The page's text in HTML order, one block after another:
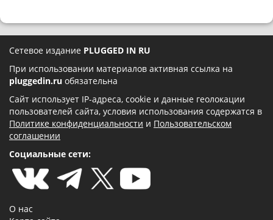
Сетевое издание PLUGGED IN RU
При использовании материалов активная ссылка на
pluggedin.ru обязательна
Сайт использует IP-адреса, cookie и данные геолокации
пользователей сайта, условия использования содержатся в
Политике конфиденциальности и Пользовательском
соглашении
Социальные сети:
О нас